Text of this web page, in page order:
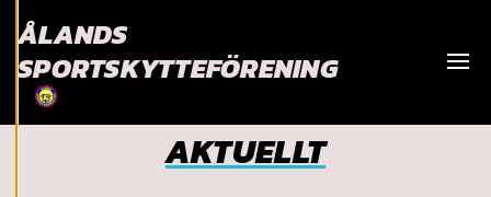
när som helst. Läs
mer om våra
cookies.
ÅLANDS
SPORTSKYTTEFÖRENING
AKTUELLT